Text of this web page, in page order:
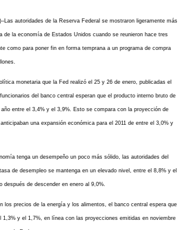
autoridades de la Reserva Federal se mostraron ligeramente más
de la economía de Estados Unidos cuando se reunieron hace tres
como para poner fin en forma temprana a un programa de compra
monetaria que la Fed realizó el 25 y 26 de enero, publicadas el
del banco central esperan que el producto interno bruto de
entre el 3,4% y el 3,9%. Esto se compara con la proyección de
una expansión económica para el 2011 de entre el 3,0% y
tenga un desempeño un poco más sólido, las autoridades del
de desempleo se mantenga en un elevado nivel, entre el 8,8% y el
después de descender en enero al 9,0%.
los precios de la energía y los alimentos, el banco central espera que
1,3% y el 1,7%, en línea con las proyecciones emitidas en noviembre